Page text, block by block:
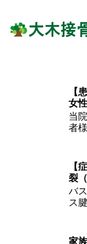
対応症状一覧
【
女性
当
者
【
裂
バ
ス
家